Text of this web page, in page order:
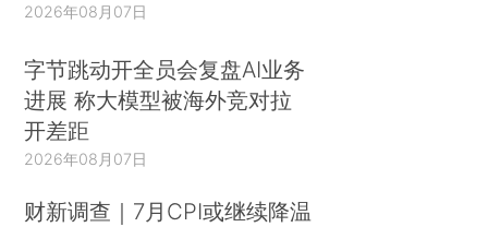
2026年08月07日
字节跳动开全员会复盘AI业务
进展 称大模型被海外竞对拉
开差距
2026年08月07日
财新调查｜7月CPI或继续降温